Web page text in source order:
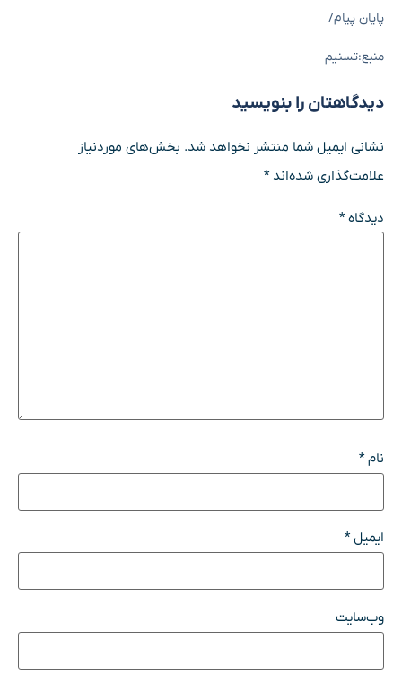
پایان پیام/
منبع:تسنیم
دیدگاهتان را بنویسید
نشانی ایمیل شما منتشر نخواهد شد. بخش‌های موردنیاز
علامت‌گذاری شده‌اند*
دیدگاه*
نام*
ایمیل*
وب‌سایت